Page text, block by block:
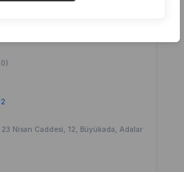
Nisan Caddesi, 12, Büyükada, Adalar